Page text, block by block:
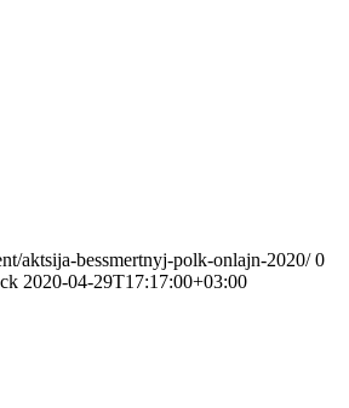
aktsija-bessmertnyj-polk-onlajn-2020/ 0
2020-04-29T17:17:00+03:00